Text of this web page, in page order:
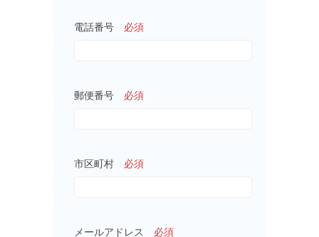
電話番号 必須
郵便番号 必須
市区町村 必須
メールアドレス 必須